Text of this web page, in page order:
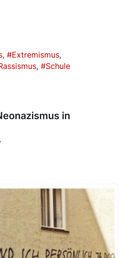
Extremismus
Schule
in